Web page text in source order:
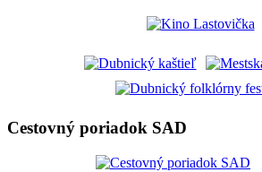
Cestovný poriadok SAD